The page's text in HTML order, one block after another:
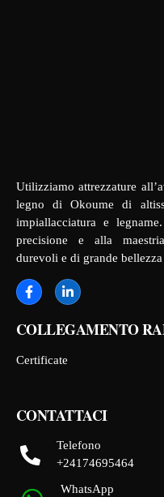
Utilizziamo attrezzature
legno di Okoume di
impiallacciatura e
precisione e alla
durevoli e di grande
COLLEGAMENTO
Certificate
CONTATTACI
Telefono
+24174695464
WhatsApp